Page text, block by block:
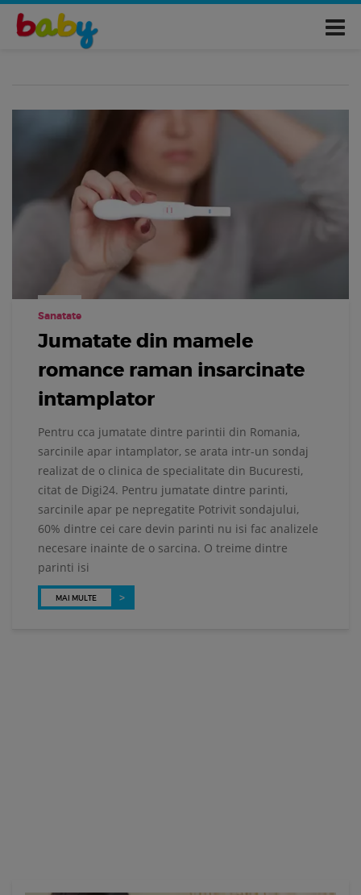
Sanatate
Jumatate din mamele
romance raman insarcinate
intamplator
Pentru cca jumatate dintre parintii din Romania,
sarcinile apar intamplator, se arata intr-un sondaj
realizat de o clinica de specialitate din Bucuresti,
citat de Digi24. Pentru jumatate dintre parinti,
sarcinile apar pe nepregatite Potrivit sondajului,
60% dintre cei care devin parinti nu isi fac analizele
necesare inainte de o sarcina. O treime dintre
parinti isi
MAI MULTE